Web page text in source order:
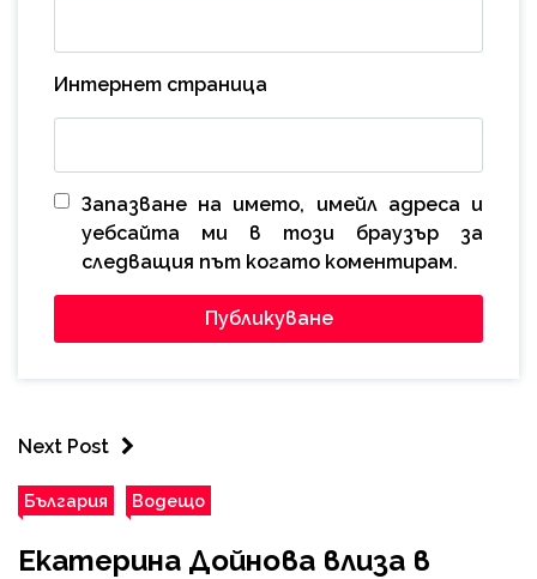
Интернет страница
Запазване на името, имейл адреса и
уебсайта ми в този браузър за
следващия път когато коментирам.
Next Post
България Водещо
Екатерина Дойнова влиза в